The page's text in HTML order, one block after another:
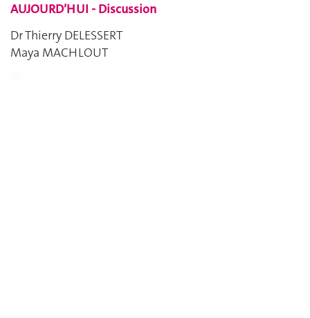
AUJOURD’HUI - Discussion
Dr Thierry DELESSERT
Maya MACHLOUT